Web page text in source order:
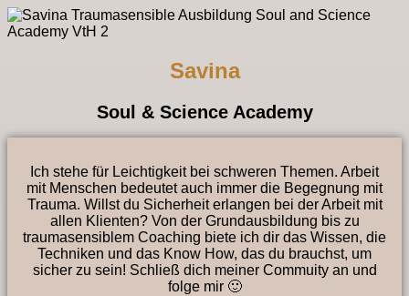
Savina
Soul & Science Academy
Ich stehe für Leichtigkeit bei schweren Themen. Arbeit
mit Menschen bedeutet auch immer die Begegnung mit
Trauma. Willst du Sicherheit erlangen bei der Arbeit mit
allen Klienten? Von der Grundausbildung bis zu
traumasensiblem Coaching biete ich dir das Wissen, die
Techniken und das Know How, das du brauchst, um
sicher zu sein! Schließ dich meiner Commuity an und
folge mir 🙂